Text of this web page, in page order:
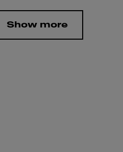
Show more